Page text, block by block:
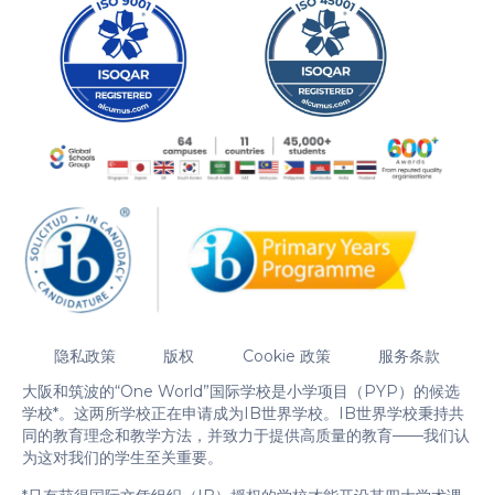
隐私政策 版权 Cookie 政策
服务条款
大阪和筑波的“One World”国际学校是小学项目（PYP）的候选
学校*。这两所学校正在申请成为IB世界学校。IB世界学校秉持共
同的教育理念和教学方法，并致力于提供高质量的教育——我们认
为这对我们的学生至关重要。